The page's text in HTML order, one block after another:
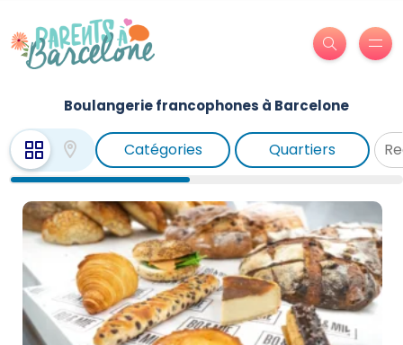
Boulangerie francophones à Barcelone
Catégories Quartiers